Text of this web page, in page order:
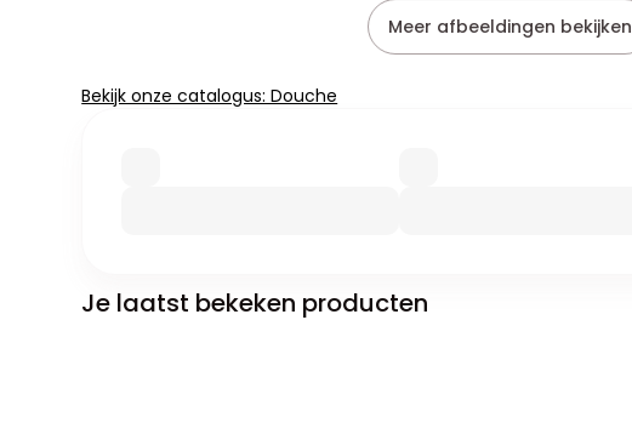
Meer afbeeldingen bekijken
Bekijk onze catalogus: Douche
Je laatst bekeken producten